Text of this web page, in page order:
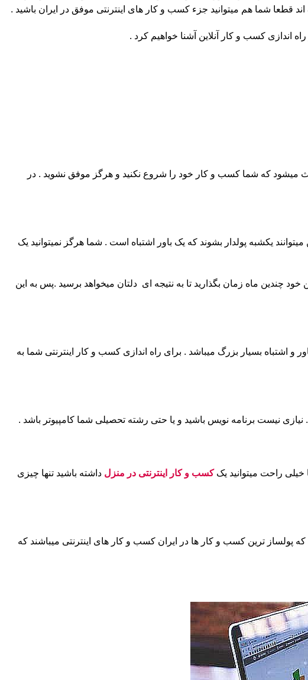
قطعا شما هم میتوانید جزء کسب و کار های اینترنتی موفق در ایران باشید .
اندازی کسب و کار آنلاین آشنا خواهیم کرد .
میشود که شما کسب و کار خود را شروع نکنید و هرگز موفق نشوید . در
یکشبه پولدار بشوند که یک باور اشتباه است . شما هرگز نمیتوانید یک
چندین ماه زمان بگذارید تا به نتیجه ای دلتان میخواهد برسید .پس به این
و اشتباه بسیار بزرگ میباشد . برای راه اندازی کسب و کار اینترنتی شما به
کسب و کار اینترنتی در منزل داشته باشید تنها چیزی
پولساز ترین کسب و کار ها در ایران کسب و کار های اینترنتی میباشند که